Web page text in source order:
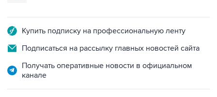
Купить подписку на профессиональную ленту
Подписаться на рассылку главных новостей сайта
Получать оперативные новости в официальном
канале